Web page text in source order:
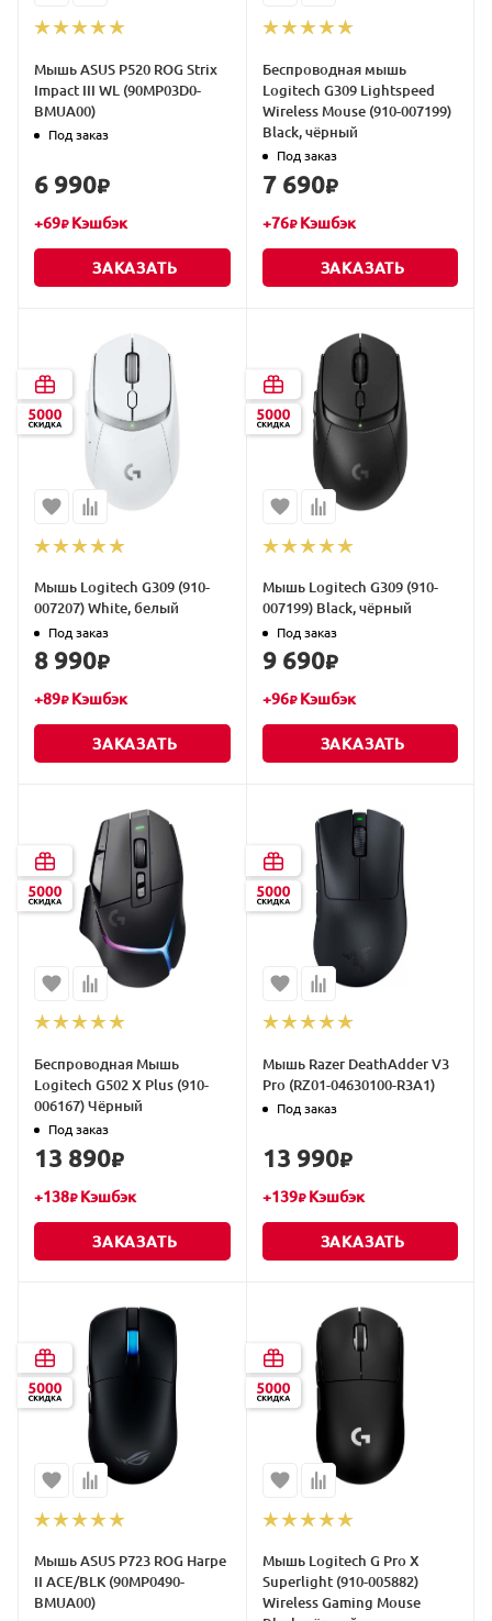
Мышь ASUS P520 ROG Strix
Impact III WL (90MP03D0-
BMUA00)
Под заказ
6 990₽
+69₽Кэшбэк
ЗАКАЗАТЬ
Беспроводная мышь
Logitech G309 Lightspeed
Wireless Mouse (910-007199)
Black, чёрный
Под заказ
7 690₽
+76₽Кэшбэк
ЗАКАЗАТЬ
Мышь Logitech G309 (910-
007207) White, белый
Под заказ
8 990₽
+89₽Кэшбэк
ЗАКАЗАТЬ
Мышь Logitech G309 (910-
007199) Black, чёрный
Под заказ
9 690₽
+96₽Кэшбэк
ЗАКАЗАТЬ
Беспроводная Мышь
Logitech G502 X Plus (910-
006167) Чёрный
Под заказ
13 890₽
+138₽Кэшбэк
ЗАКАЗАТЬ
Мышь Razer DeathAdder V3
Pro (RZ01-04630100-R3A1)
Под заказ
13 990₽
+139₽Кэшбэк
ЗАКАЗАТЬ
Мышь ASUS P723 ROG Harpe
II ACE/BLK (90MP0490-
BMUA00)
Мышь Logitech G Pro X
Superlight (910-005882)
Wireless Gaming Mouse